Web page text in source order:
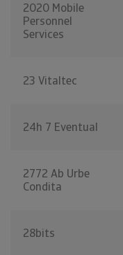
2020 Mobile
Personnel
Services
23 Vitaltec
24h 7 Eventual
2772 Ab Urbe
Condita
28bits